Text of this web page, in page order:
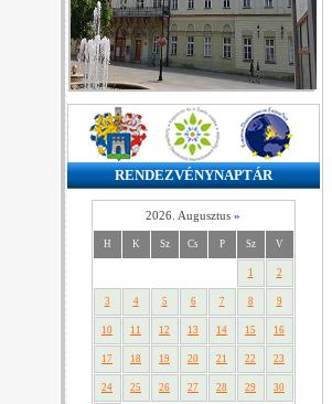
RENDEZVÉNYNAPTÁR
2026. Augusztus »
H K Sz Cs P Sz V
1 2
3 4 5 6 7 8 9
10 11 12 13 14 15 16
17 18 19 20 21 22 23
24 25 26 27 28 29 30